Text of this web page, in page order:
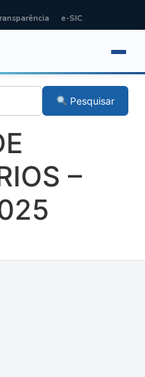
e-SIC
Pesquisar
–